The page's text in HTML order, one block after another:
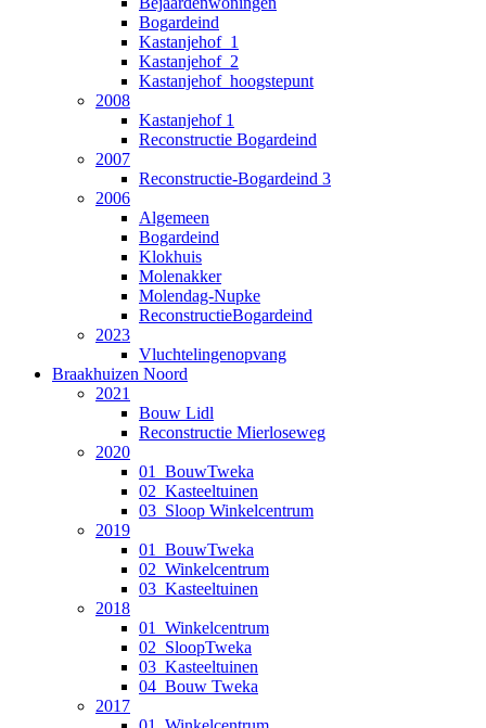
Bogardeind
Kastanjehof_1
Kastanjehof_2
Kastanjehof_hoogstepunt
2008
Kastanjehof 1
Reconstructie Bogardeind
2007
Reconstructie-Bogardeind 3
2006
Algemeen
Bogardeind
Klokhuis
Molenakker
Molendag-Nupke
ReconstructieBogardeind
2023
Vluchtelingenopvang
Braakhuizen Noord
2021
Bouw Lidl
Reconstructie Mierloseweg
2020
01_BouwTweka
02_Kasteeltuinen
03_Sloop Winkelcentrum
2019
01_BouwTweka
02_Winkelcentrum
03_Kasteeltuinen
2018
01_Winkelcentrum
02_SloopTweka
03_Kasteeltuinen
04_Bouw Tweka
2017